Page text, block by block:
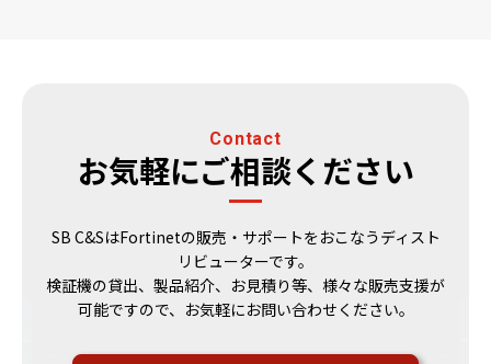
Contact
お気軽にご相談ください
SB C&SはFortinetの販売・サポートをおこなうディスト
リビューターです。
検証機の貸出、製品紹介、お見積り等、様々な販売支援が
可能ですので、お気軽にお問い合わせください。